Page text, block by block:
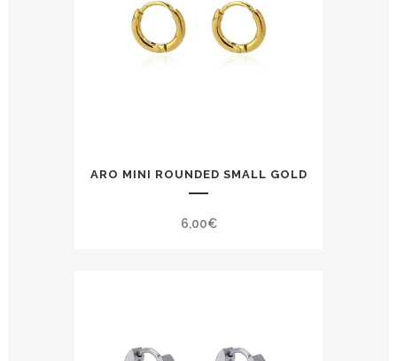
ARO MINI ROUNDED SMALL GOLD
6,00€